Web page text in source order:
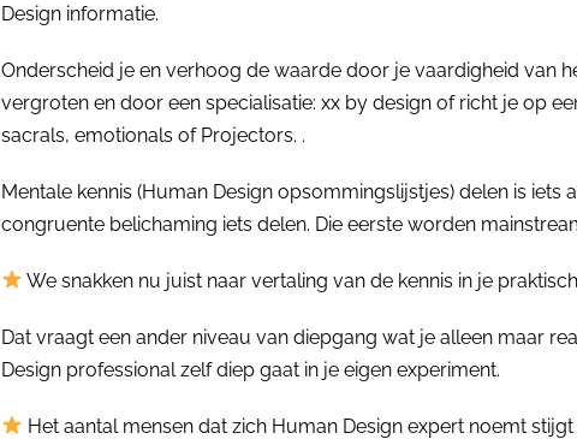
Design informatie.
Onderscheid je en verhoog de waarde door je vaardigheid van
vergroten en door een specialisatie: xx by design of richt je op
sacrals, emotionals of Projectors. .
Mentale kennis (Human Design opsommingslijstjes) delen is iets
congruente belichaming iets delen. Die eerste worden
We snakken nu juist naar vertaling van de kennis in je
Dat vraagt een ander niveau van diepgang wat je alleen maar
Design professional zelf diep gaat in je eigen experiment.
Het aantal mensen dat zich Human Design expert noemt